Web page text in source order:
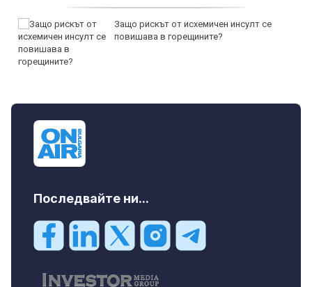
Защо рискът от исхемичен инсулт се
повишава в горещините?
Последвайте ни...